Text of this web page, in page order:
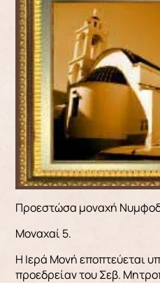
Προεστώσα μοναχή
Μοναχαί 5.
Η Ιερά Μονή εποπτεύεται
προεδρείαν του Σεβ.